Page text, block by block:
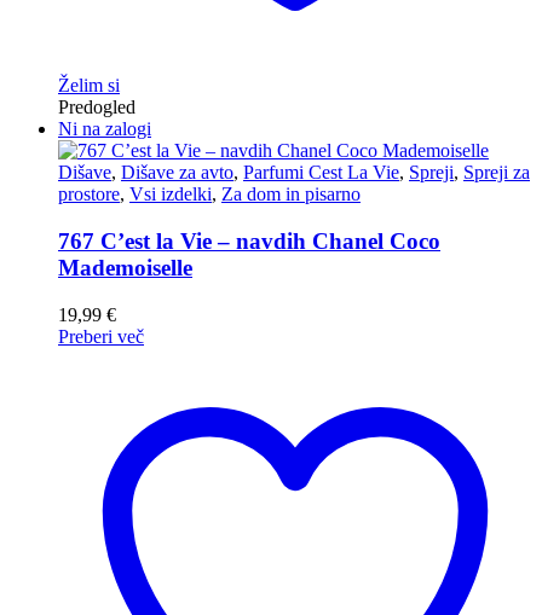
Želim si
Predogled
Ni na zalogi
Dišave, Dišave za avto, Parfumi Cest La Vie, Spreji, Spreji za
prostore, Vsi izdelki, Za dom in pisarno
767 C’est la Vie – navdih Chanel Coco
Mademoiselle
19,99 €
Preberi več